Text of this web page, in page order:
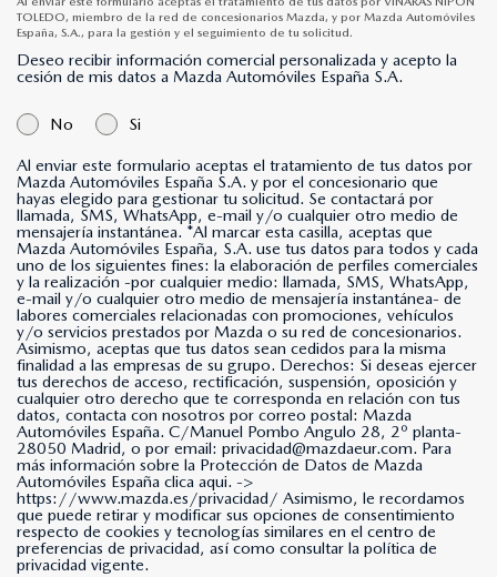
TOLEDO, miembro de la red de concesionarios Mazda, y por Mazda Automóviles
España, S.A., para la gestión y el seguimiento de tu solicitud.
Deseo recibir información comercial personalizada y acepto la
cesión de mis datos a Mazda Automóviles España S.A.
No Si
Al enviar este formulario aceptas el tratamiento de tus datos por
Mazda Automóviles España S.A. y por el concesionario que
hayas elegido para gestionar tu solicitud. Se contactará por
llamada, SMS, WhatsApp, e-mail y/o cualquier otro medio de
mensajería instantánea. *Al marcar esta casilla, aceptas que
Mazda Automóviles España, S.A. use tus datos para todos y cada
uno de los siguientes fines: la elaboración de perfiles comerciales
y la realización -por cualquier medio: llamada, SMS, WhatsApp,
e-mail y/o cualquier otro medio de mensajería instantánea- de
labores comerciales relacionadas con promociones, vehículos
y/o servicios prestados por Mazda o su red de concesionarios.
Asimismo, aceptas que tus datos sean cedidos para la misma
finalidad a las empresas de su grupo. Derechos: Si deseas ejercer
tus derechos de acceso, rectificación, suspensión, oposición y
cualquier otro derecho que te corresponda en relación con tus
datos, contacta con nosotros por correo postal: Mazda
Automóviles España. C/Manuel Pombo Angulo 28, 2º planta-
28050 Madrid, o por email: privacidad@mazdaeur.com. Para
más información sobre la Protección de Datos de Mazda
Automóviles España clica aqui. ->
https://www.mazda.es/privacidad/
que puede retirar y modificar sus opciones de consentimiento
respecto de cookies y tecnologías similares en el centro de
preferencias de privacidad, así como consultar la política de
privacidad vigente.